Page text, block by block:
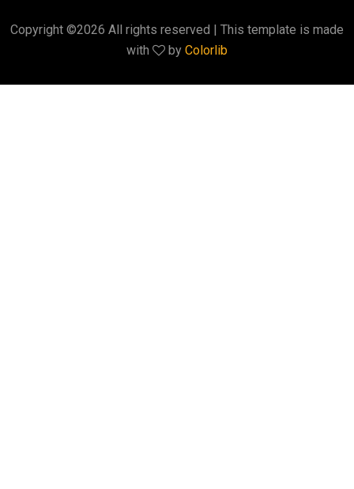
Copyright ©2026 All rights reserved | This template is made
with
by Colorlib